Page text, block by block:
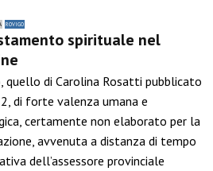
ROVIGO
spirituale nel
quello di Carolina Rosatti pubblicato
di forte valenza umana e
certamente non elaborato per la
avvenuta a distanza di tempo
dell’assessore provinciale